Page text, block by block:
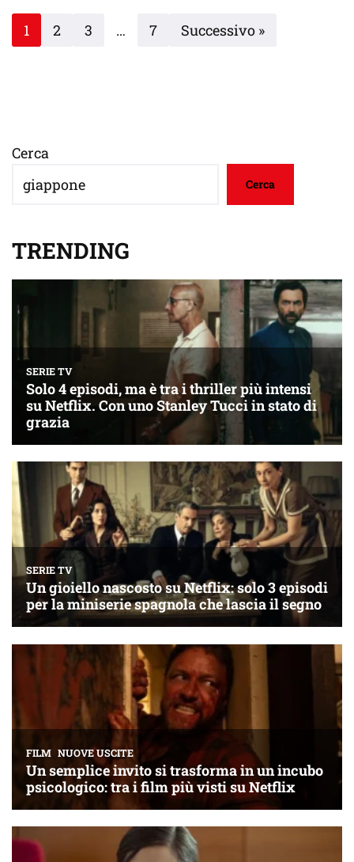
1 2 3 … 7 Successivo »
Cerca
Cerca
TRENDING